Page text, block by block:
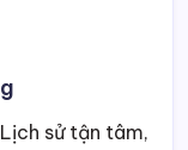
sử tận tâm,